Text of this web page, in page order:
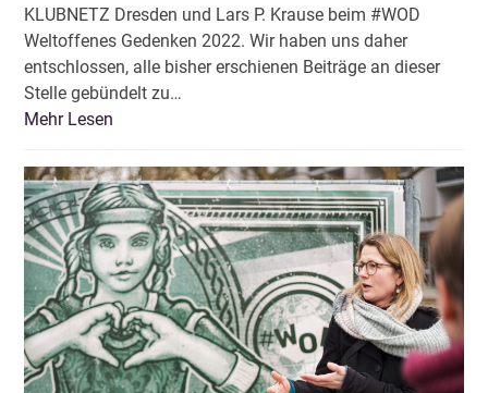
KLUBNETZ Dresden und Lars P. Krause beim #WOD
Weltoffenes Gedenken 2022. Wir haben uns daher
entschlossen, alle bisher erschienen Beiträge an dieser
Stelle gebündelt zu…
Mehr Lesen